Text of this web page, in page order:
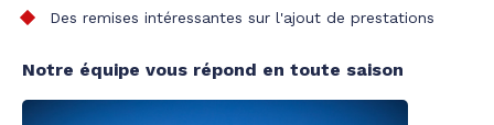
Des remises intéressantes sur l'ajout de prestations
Notre équipe vous répond en toute saison